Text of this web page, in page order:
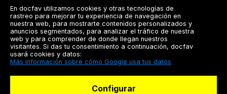
Registrarse
Docfav
En docfav utilizamos cookies y otras tecnologías de
rastreo para mejorar tu experiencia de navegación en
nuestra web, para mostrarte contenidos personalizados y
anuncios segmentados, para analizar el tráfico de nuestra
web y para comprender de donde llegan nuestros
visitantes. Si das tu consentimiento a continuación, docfav
usará cookies y datos:
Más información sobre cómo Google usa tus datos
Configurar